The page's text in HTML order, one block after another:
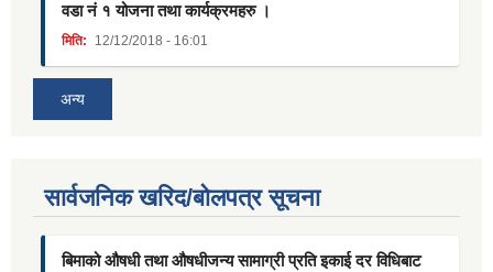
वडा नं १ योजना तथा कार्यक्रमहरु ।
मिति: 12/12/2018 - 16:01
अन्य
सार्वजनिक खरिद/बोलपत्र सूचना
बिमाको औषधी तथा औषधीजन्य सामाग्री प्रति इकाई दर विधिबाट